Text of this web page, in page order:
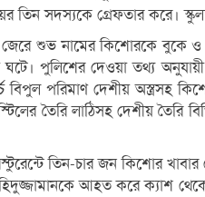
তিন সদস্যকে গ্রেফতার করে।
শুভ নামের কিশোরকে বুকে
ঘটে। পুলিশের দেওয়া তথ্য
পরিমাণ দেশীয় অস্ত্রসহ
তৈরি লাঠিসহ দেশীয় তৈরি
তিন-চার জন কিশোর
আহত করে ক্যাশ